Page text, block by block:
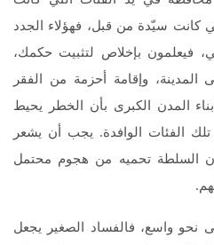
كانت سيّدة من قبل، فهؤلاء الجدد
فيعلمون بإخلاص لتثبيت حكمك،
المدينة، وإقامة أحزمة من الفقر
المدن الكبرى بأن الخطر يحيط
الفئات الوافدة. يجب أن يشعر
السلطة تحميه من هجوم محتمل
نحو واسع، فالفساد الصغير يجعل